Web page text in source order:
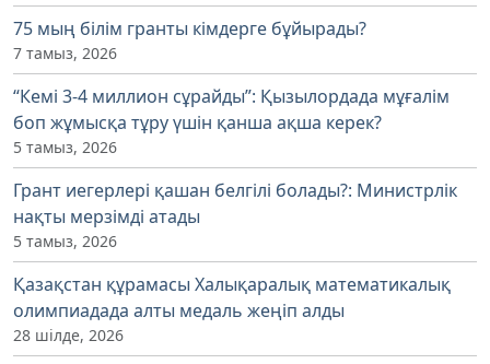
75 мың білім гранты кімдерге бұйырады?
7 тамыз, 2026
“Кемі 3-4 миллион сұрайды”: Қызылордада мұғалім
боп жұмысқа тұру үшін қанша ақша керек?
5 тамыз, 2026
Грант иегерлері қашан белгілі болады?: Министрлік
нақты мерзімді атады
5 тамыз, 2026
Қазақстан құрамасы Халықаралық математикалық
олимпиадада алты медаль жеңіп алды
28 шілде, 2026